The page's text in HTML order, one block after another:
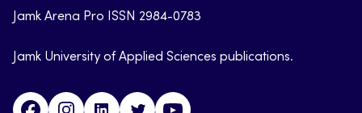
Jamk Arena Pro ISSN 2984-0783
Jamk University of Applied Sciences publications.
FacebookInstagramLinkedinTwitter